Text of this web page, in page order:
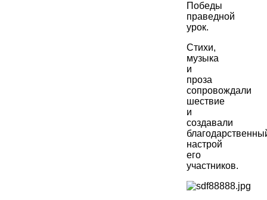
Победы
праведной
урок.
Стихи,
музыка
и
проза
сопровождали
шествие
и
создавали
настрой
его
участников.